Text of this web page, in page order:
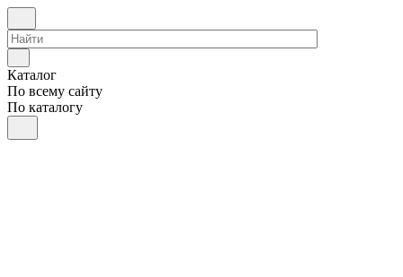
Каталог
По всему сайту
По каталогу